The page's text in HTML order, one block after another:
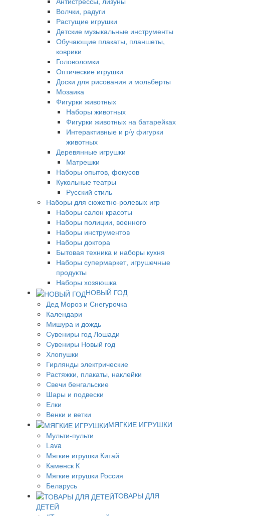
Волчки, радуги
Растущие игрушки
Детские музыкальные инструменты
Обучающие плакаты, планшеты,
коврики
Головоломки
Оптические игрушки
Доски для рисования и мольберты
Мозаика
Фигурки животных
Наборы животных
Фигурки животных на батарейках
Интерактивные и р/у фигурки
животных
Деревянные игрушки
Матрешки
Наборы опытов, фокусов
Кукольные театры
Русский стиль
Наборы для сюжетно-ролевых игр
Наборы салон красоты
Наборы полиции, военного
Наборы инструментов
Наборы доктора
Бытовая техника и наборы кухня
Наборы супермаркет, игрушечные
продукты
Наборы хозяюшка
НОВЫЙ ГОД
Дед Мороз и Снегурочка
Календари
Мишура и дождь
Сувениры год Лошади
Сувениры Новый год
Хлопушки
Гирлянды электрические
Растяжки, плакаты, наклейки
Свечи бенгальские
Шары и подвески
Елки
Венки и ветки
МЯГКИЕ ИГРУШКИ
Мульти-пульти
Lava
Мягкие игрушки Китай
Каменск К
Мягкие игрушки Россия
Беларусь
ТОВАРЫ ДЛЯ
ДЕТЕЙ